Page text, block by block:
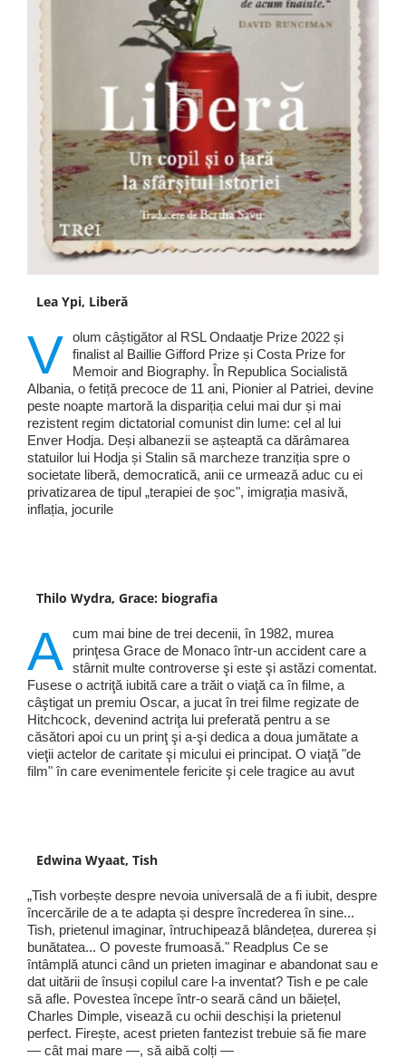
Lea Ypi, Liberă
V olum câștigător al RSL Ondaatje Prize 2022 și
finalist al Baillie Gifford Prize și Costa Prize for
Memoir and Biography. În Republica Socialistă
Albania, o fetiță precoce de 11 ani, Pionier al Patriei, devine
peste noapte martoră la dispariția celui mai dur și mai
rezistent regim dictatorial comunist din lume: cel al lui
Enver Hodja. Deși albanezii se așteaptă ca dărâmarea
statuilor lui Hodja și Stalin să marcheze tranziția spre o
societate liberă, democratică, anii ce urmează aduc cu ei
privatizarea de tipul „terapiei de șoc", imigrația masivă,
inflația, jocurile
Thilo Wydra, Grace: biografia
A cum mai bine de trei decenii, în 1982, murea
prinţesa Grace de Monaco într-un accident care a
stârnit multe controverse şi este şi astăzi comentat.
Fusese o actriţă iubită care a trăit o viaţă ca în filme, a
câştigat un premiu Oscar, a jucat în trei filme regizate de
Hitchcock, devenind actriţa lui preferată pentru a se
căsători apoi cu un prinţ şi a-şi dedica a doua jumătate a
vieţii actelor de caritate şi micului ei principat. O viaţă "de
film" în care evenimentele fericite şi cele tragice au avut
Edwina Wyaat, Tish
„Tish vorbește despre nevoia universală de a fi iubit, despre
încercările de a te adapta și despre încrederea în sine...
Tish, prietenul imaginar, întruchipează blândețea, durerea și
bunătatea... O poveste frumoasă." Readplus Ce se
întâmplă atunci când un prieten imaginar e abandonat sau e
dat uitării de însuși copilul care l-a inventat? Tish e pe cale
să afle. Povestea începe într-o seară când un băiețel,
Charles Dimple, visează cu ochii deschiși la prietenul
perfect. Firește, acest prieten fantezist trebuie să fie mare
— cât mai mare —, să aibă colți —